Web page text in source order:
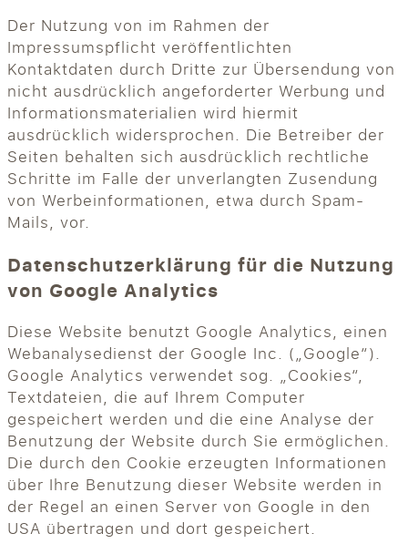
Der Nutzung von im Rahmen der
Impressumspflicht veröffentlichten
Kontaktdaten durch Dritte zur Übersendung von
nicht ausdrücklich angeforderter Werbung und
Informationsmaterialien wird hiermit
ausdrücklich widersprochen. Die Betreiber der
Seiten behalten sich ausdrücklich rechtliche
Schritte im Falle der unverlangten Zusendung
von Werbeinformationen, etwa durch Spam-
Mails, vor.
Datenschutzerklärung für die Nutzung
von Google Analytics
Diese Website benutzt Google Analytics, einen
Webanalysedienst der Google Inc. („Google“).
Google Analytics verwendet sog. „Cookies“,
Textdateien, die auf Ihrem Computer
gespeichert werden und die eine Analyse der
Benutzung der Website durch Sie ermöglichen.
Die durch den Cookie erzeugten Informationen
über Ihre Benutzung dieser Website werden in
der Regel an einen Server von Google in den
USA übertragen und dort gespeichert.